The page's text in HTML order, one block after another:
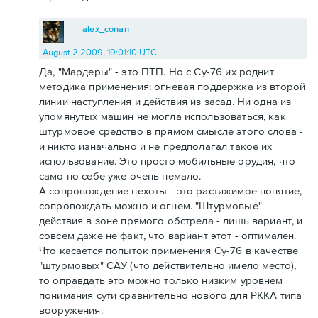
alex_conan
August 2 2009, 19:01:10 UTC
Да, "Мардеры" - это ПТП. Но с Су-76 их роднит
методика применения: огневая поддержка из второй
линии наступления и действия из засад. Ни одна из
упомянутых машин не могла использоваться, как
штурмовое средство в прямом смысле этого слова -
и никто изначально и не предполагал такое их
использование. Это просто мобильные орудия, что
само по себе уже очень немало.
А сопровождение пехоты - это растяжимое понятие,
сопровождать можно и огнем. "Штурмовые"
действия в зоне прямого обстрела - лишь вариант, и
совсем даже не факт, что вариант этот - оптимален.
Что касается попыток применения Су-76 в качестве
"штурмовых" САУ (что действительно имело место),
то оправдать это можно только низким уровнем
понимания сути сравнительно нового для РККА типа
вооружения.